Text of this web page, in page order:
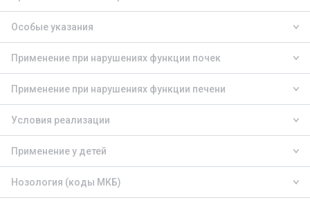
Особые указания
Применение при нарушениях функции почек
Применение при нарушениях функции печени
Условия реализации
Применение у детей
Нозология (коды МКБ)